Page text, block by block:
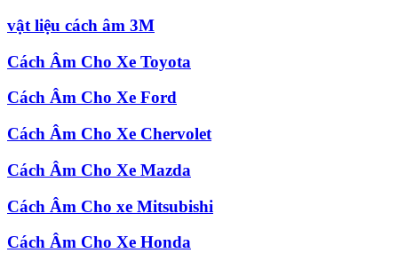
vật liệu cách âm 3M
Cách Âm Cho Xe Toyota
Cách Âm Cho Xe Ford
Cách Âm Cho Xe Chervolet
Cách Âm Cho Xe Mazda
Cách Âm Cho xe Mitsubishi
Cách Âm Cho Xe Honda